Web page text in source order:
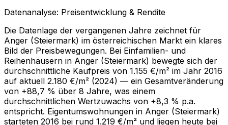
Datenanalyse: Preisentwicklung & Rendite
Die Datenlage der vergangenen Jahre zeichnet für
Anger (Steiermark) im österreichischen Markt ein klares
Bild der Preisbewegungen. Bei Einfamilien- und
Reihenhäusern in Anger (Steiermark) bewegte sich der
durchschnittliche Kaufpreis von 1.155 €/m² im Jahr 2016
auf aktuell 2.180 €/m² (2024) — ein Gesamtveränderung
von +88,7 % über 8 Jahre, was einem
durchschnittlichen Wertzuwachs von +8,3 % p.a.
entspricht. Eigentumswohnungen in Anger (Steiermark)
starteten 2016 bei rund 1.219 €/m² und liegen heute bei